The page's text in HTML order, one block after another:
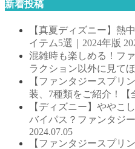
新着投稿
【真夏ディズニー】熱
イテム5選｜2024年版
混雑時も楽しめる！フ
ラクション以外に見て
【ファンタジースプリ
装、7種類をご紹介！【
【ディズニー】ややこ
バイパス？ファンタジ
2024.07.05
【ファンタジースプリ